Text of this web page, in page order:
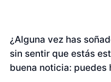
¿Alguna vez has
sin sentir que estás
buena noticia: puedes